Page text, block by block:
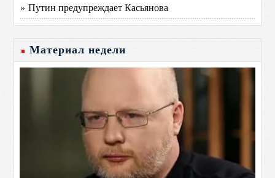
» Путин предупреждает Касьянова
Материал недели